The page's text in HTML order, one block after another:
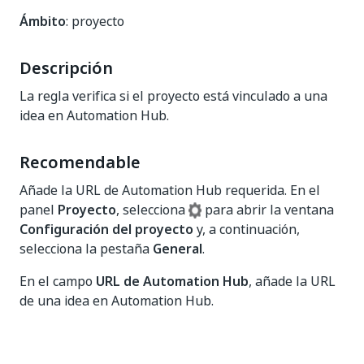
Ámbito: proyecto
Descripción
La regla verifica si el proyecto está vinculado a una
idea en Automation Hub.
Recomendable
Añade la URL de Automation Hub requerida. En el
panel Proyecto, selecciona
para abrir la ventana
Configuración del proyecto y, a continuación,
selecciona la pestaña General.
En el campo URL de Automation Hub, añade la URL
de una idea en Automation Hub.